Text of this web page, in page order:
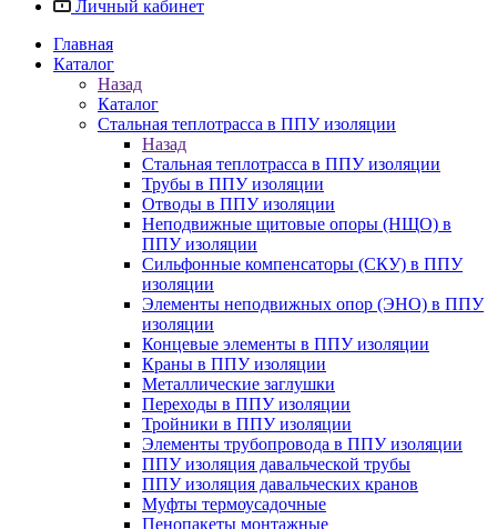
Личный кабинет
Главная
Каталог
Назад
Каталог
Стальная теплотрасса в ППУ изоляции
Назад
Стальная теплотрасса в ППУ изоляции
Трубы в ППУ изоляции
Отводы в ППУ изоляции
Неподвижные щитовые опоры (НЩО) в
ППУ изоляции
Cильфонные компенсаторы (СКУ) в ППУ
изоляции
Элементы неподвижных опор (ЭНО) в ППУ
изоляции
Концевые элементы в ППУ изоляции
Краны в ППУ изоляции
Металлические заглушки
Переходы в ППУ изоляции
Тройники в ППУ изоляции
Элементы трубопровода в ППУ изоляции
ППУ изоляция давальческой трубы
ППУ изоляция давальческих кранов
Муфты термоусадочные
Пенопакеты монтажные